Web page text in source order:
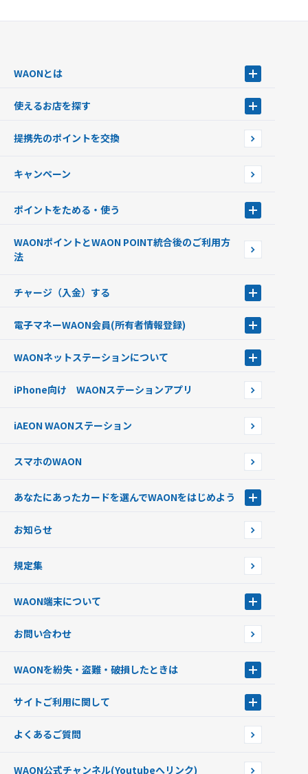
WAONとは
WAONを申込む
インターネット上でのお買い物について（ネット決済）
使えるお店を探す
店舗検索
イオン銀行ATM設置場所
提携先のポイントを交換
キャンペーン
ポイントをためる・使う
ポイントの有効期限について
WAONポイントとWAON POINT統合後のご利用方
法
チャージ（入金）する
現金でチャージする
銀行口座・ATMからチャージする
オートチャージ
ポイントからチャージする
チャージ上限金額の変更について
電子マネーWAON会員(所有者情報登録)
WAON POINTサービス会員登録に伴う個人データの共同利用のお知
WAONネットステーションについて
WAONネットステーションWAON端末について
iPhone向け WAONステーションアプリ
iAEON WAONステーション
スマホのWAON
あなたにあったカードを選んでWAONをはじめよう
フードバンク応援WAON
ご当地WAON
G.G WAON
WAONカード・WAONカードプラス
モバイルWAON
提携WAONカード
お知らせ
規定集
WAON端末について
WAONネットステーション
新型WAONステーション
WAONチャージャーmini
お問い合わせ
WAONを紛失・盗難・破損したときは
WAONカードの拾得について
サイトご利用に関して
企業情報
よくあるご質問
WAON公式チャンネル(Youtubeへリンク)